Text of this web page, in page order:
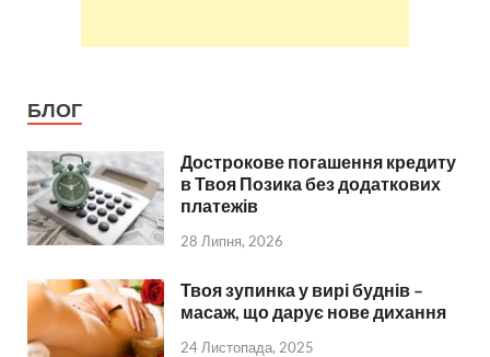
БЛОГ
Дострокове погашення кредиту
в Твоя Позика без додаткових
платежів
28 Липня, 2026
Твоя зупинка у вирі буднів –
масаж, що дарує нове дихання
24 Листопада, 2025